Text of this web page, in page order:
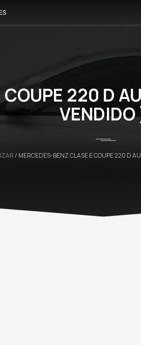
220 D
/ MERCEDES-BENZ CLASE E COUPE 220 D